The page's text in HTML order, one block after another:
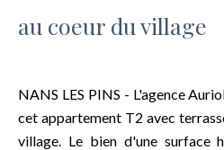
au coeur du village
NANS LES PINS - L'agence
cet appartement T2 avec
village. Le bien d'une surface